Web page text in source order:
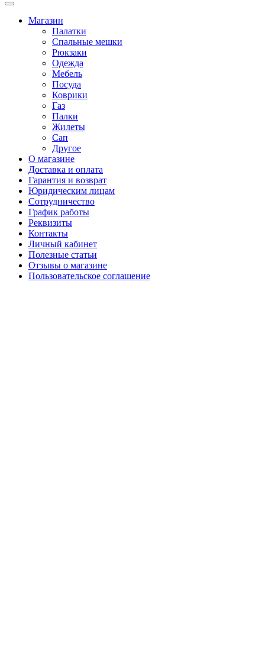
Магазин
Палатки
Спальные мешки
Рюкзаки
Одежда
Мебель
Посуда
Коврики
Газ
Палки
Жилеты
Сап
Другое
О магазине
Доставка и оплата
Гарантия и возврат
Юридическим лицам
Сотрудничество
График работы
Реквизиты
Контакты
Личный кабинет
Полезные статьи
Отзывы о магазине
Пользовательское соглашение